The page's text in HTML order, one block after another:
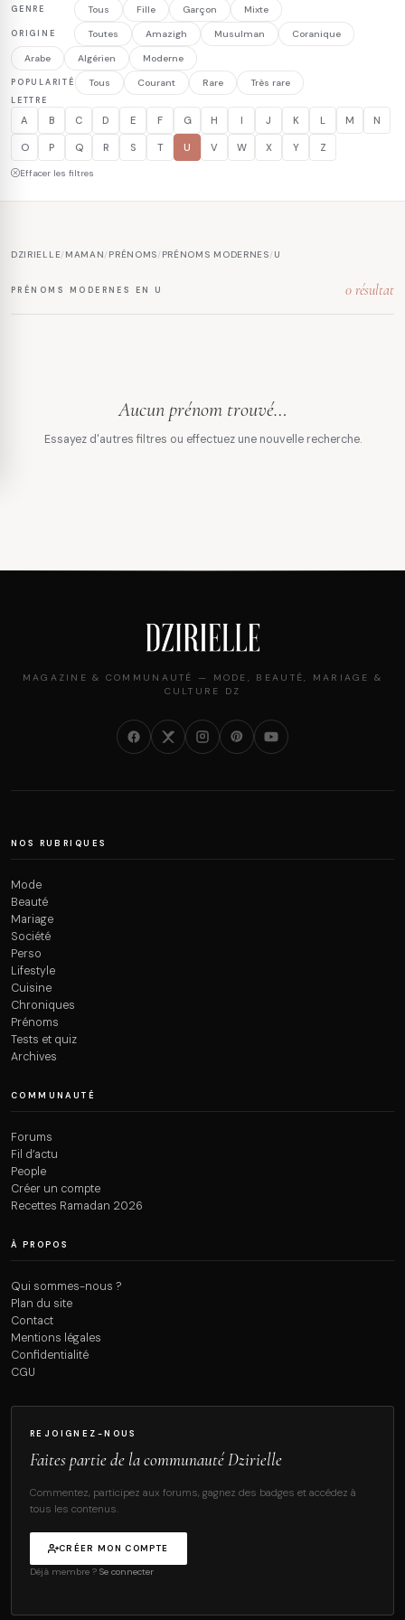
GENRE Tous Fille Garçon Mixte
ORIGINE Toutes Amazigh Musulman Coranique
Arabe Algérien Moderne
POPULARITÉ Tous Courant Rare Très rare
LETTRE
A B C D E F G H I J K L M N
O P Q R S T U V W X Y Z
Effacer les filtres
DZIRIELLE/ MAMAN/ PRÉNOMS/ PRÉNOMS MODERNES/ U
PRÉNOMS MODERNES EN U 0 résultat
Aucun prénom trouvé…
Essayez d'autres filtres ou effectuez une nouvelle recherche.
MAGAZINE & COMMUNAUTÉ — MODE, BEAUTÉ, MARIAGE &
CULTURE DZ
NOS RUBRIQUES
Mode
Beauté
Mariage
Société
Perso
Lifestyle
Cuisine
Chroniques
Prénoms
Tests et quiz
Archives
COMMUNAUTÉ
Forums
Fil d’actu
People
Créer un compte
Recettes Ramadan 2026
À PROPOS
Qui sommes-nous ?
Plan du site
Contact
Mentions légales
Confidentialité
CGU
REJOIGNEZ-NOUS
Faites partie de la communauté Dzirielle
Commentez, participez aux forums, gagnez des badges et accédez à
tous les contenus.
CRÉER MON COMPTE
Déjà membre ? Se connecter